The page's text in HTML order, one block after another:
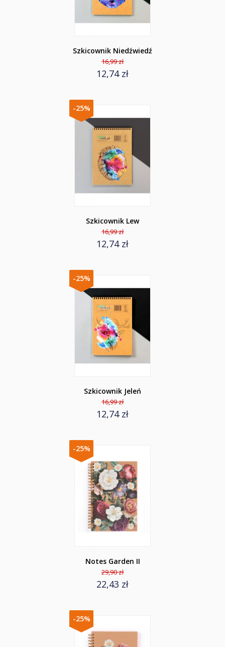
Szkicownik Niedźwiedź
16,99 zł
12,74 zł
-25%
Szkicownik Lew
16,99 zł
12,74 zł
-25%
Szkicownik Jeleń
16,99 zł
12,74 zł
-25%
Notes Garden II
29,90 zł
22,43 zł
-25%